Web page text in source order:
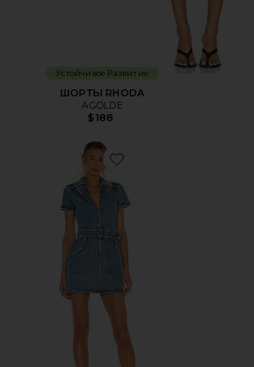
Устойчивое Развитие
ШОРТЫ RHODA
AGOLDE
$188
Favorite ПЛАТЬЕ OUTLAW